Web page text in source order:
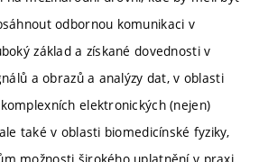
odbornou komunikaci v
základ a získané dovednosti v
a obrazů a analýzy dat, v oblasti
elektronických (nejen)
také v oblasti biomedicínské fyziky,